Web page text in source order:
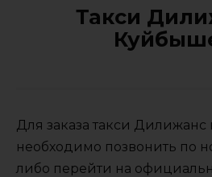
Такси
Для заказа такси
необходимо позвонить по
либо перейти на